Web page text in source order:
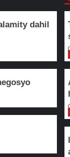
dahil